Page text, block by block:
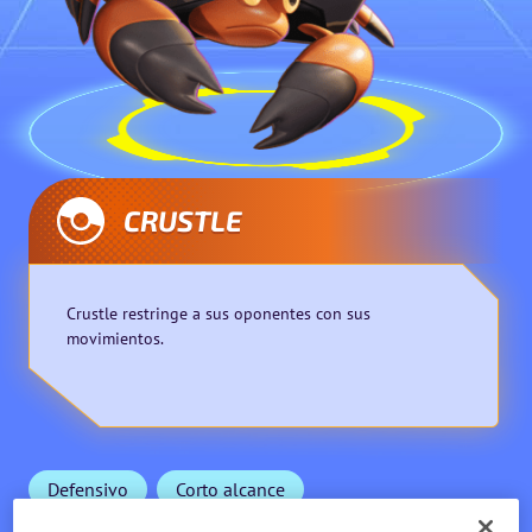
CRUSTLE
Crustle restringe a sus oponentes con sus
movimientos.
Defensivo
Corto alcance